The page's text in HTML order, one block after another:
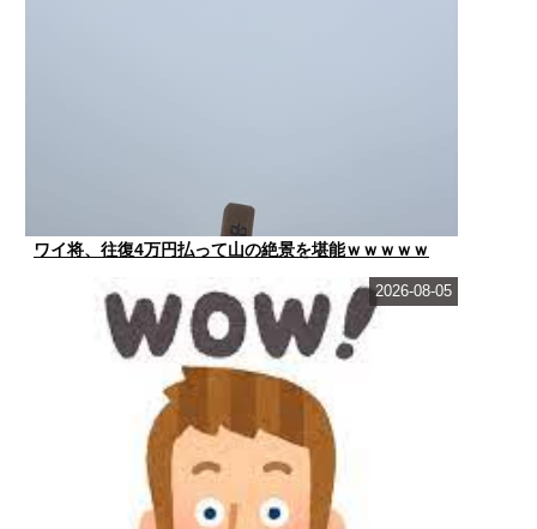
ワイ将、往復4万円払って山の絶景を堪能ｗｗｗｗｗ
2026-08-05